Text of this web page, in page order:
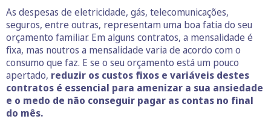
As despesas de eletricidade, gás, telecomunicações,
seguros, entre outras, representam uma boa fatia do seu
orçamento familiar. Em alguns contratos, a mensalidade é
fixa, mas noutros a mensalidade varia de acordo com o
consumo que faz. E se o seu orçamento está um pouco
apertado, reduzir os custos fixos e variáveis destes
contratos é essencial para amenizar a sua ansiedade
e o medo de não conseguir pagar as contas no final
do mês.